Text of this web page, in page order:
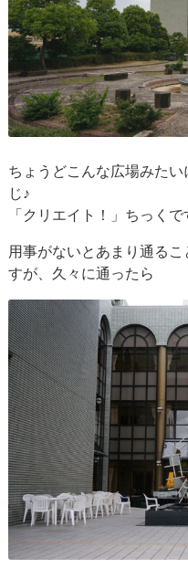
ちょうどこんな広場みた
じ♪
「クリエイト！」ちっくで
用事がないとあまり通る
すが、久々に通ったら